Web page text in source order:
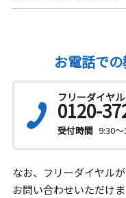
お電話で
フリーダイヤル
0120-
受付時間 9:30～
なお、フリーダイヤル
お問い合わせいただけま